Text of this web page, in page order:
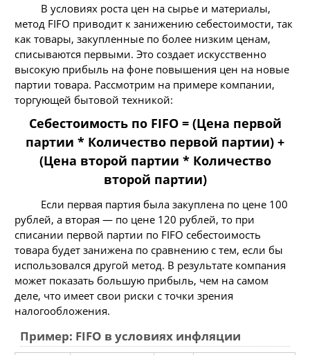
В условиях роста цен на сырье и материалы,
метод FIFO приводит к занижению себестоимости, так
как товары, закупленные по более низким ценам,
списываются первыми. Это создает искусственно
высокую прибыль на фоне повышения цен на новые
партии товара. Рассмотрим на примере компании,
торгующей бытовой техникой:
Себестоимость по FIFO = (Цена первой
партии * Количество первой партии) +
(Цена второй партии * Количество
второй партии)
Если первая партия была закуплена по цене 100
рублей, а вторая — по цене 120 рублей, то при
списании первой партии по FIFO себестоимость
товара будет занижена по сравнению с тем, если бы
использовался другой метод. В результате компания
может показать большую прибыль, чем на самом
деле, что имеет свои риски с точки зрения
налогообложения.
Пример: FIFO в условиях инфляции